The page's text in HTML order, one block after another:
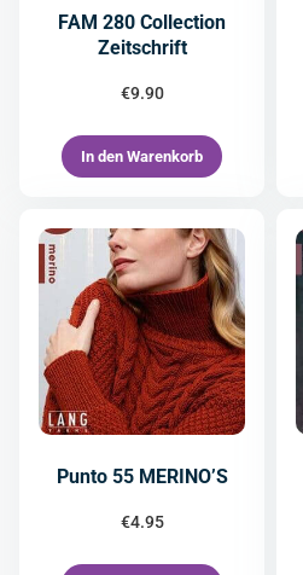
FAM 280 Collection
Zeitschrift
€9.90
In den Warenkorb
Punto 55 MERINO’S
€4.95